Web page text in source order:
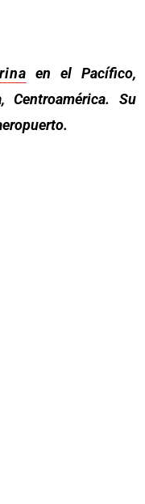
en el Pacífico,
Centroamérica. Su